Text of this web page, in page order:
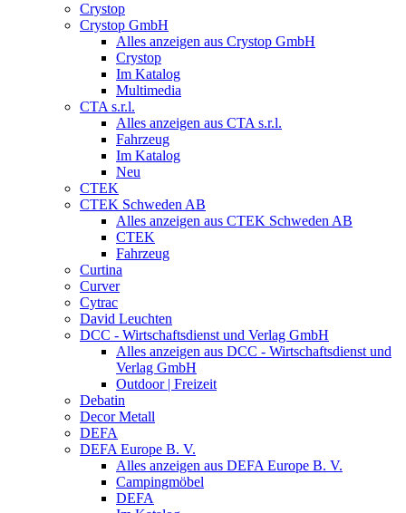
Crystop
Crystop GmbH
Alles anzeigen aus Crystop GmbH
Crystop
Im Katalog
Multimedia
CTA s.r.l.
Alles anzeigen aus CTA s.r.l.
Fahrzeug
Im Katalog
Neu
CTEK
CTEK Schweden AB
Alles anzeigen aus CTEK Schweden AB
CTEK
Fahrzeug
Curtina
Curver
Cytrac
David Leuchten
DCC - Wirtschaftsdienst und Verlag GmbH
Alles anzeigen aus DCC - Wirtschaftsdienst und
Verlag GmbH
Outdoor | Freizeit
Debatin
Decor Metall
DEFA
DEFA Europe B. V.
Alles anzeigen aus DEFA Europe B. V.
Campingmöbel
DEFA